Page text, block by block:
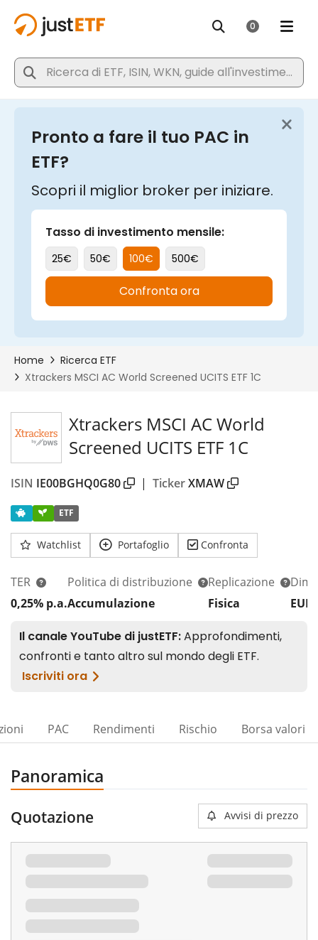
Xtrackers MSCI AC World
Screened UCITS ETF 1C
ISIN IE00BGHQ0G80 | TickerXMAW
ETF
Watchlist Portafoglio Confronta
TER
0,25% p.a.
Politica di distribuzione
Accumulazione
Replicazione
Fisica
PAC Rendimenti Rischio Borsa valori
Panoramica
Quotazione Avvisi di prezzo